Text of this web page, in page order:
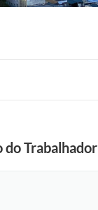
do Trabalhador